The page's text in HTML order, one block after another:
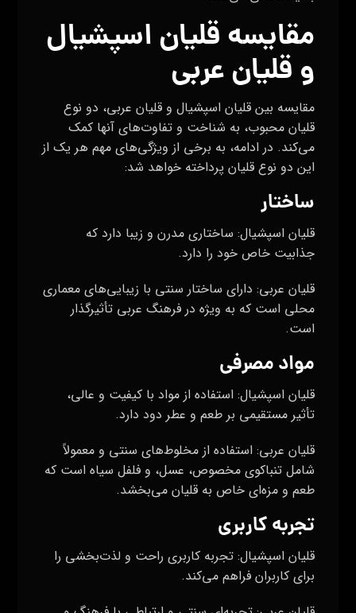
مقایسه قلیان اسپشیال
و قلیان عربی
مقایسه بین قلیان اسپشیال و قلیان عربی، دو نوع
قلیان محبوب، به شناخت و تفاوت‌های آنها کمک
می‌کند. در ادامه، به برخی از ویژگی‌های مهم هر یک از
این دو نوع قلیان پرداخته خواهد شد:
ساختار
قلیان اسپشیال: ساختاری مدرن و زیبا دارد که
جذابیت خاص خود را دارد.
قلیان عربی: دارای ساختار سنتی با زیبایی‌های معماری
محلی است که به ویژه در فرهنگ عربی تأثیرگذار
است.
مواد مصرفی
قلیان اسپشیال: استفاده از مواد با کیفیت و عالی،
تأثیر مستقیمی بر طعم و عطر دود دارد.
قلیان عربی: استفاده از مخلوط‌های سنتی و معمولاً
شامل تنباکوی مخصوص، عسل، و فلفل سیاه است که
طعم و مزه‌ای خاص به قلیان می‌بخشد.
تجربه کاربری
قلیان اسپشیال: تجربه کاربری راحت و لذت‌بخشی را
برای کاربران فراهم می‌کند.